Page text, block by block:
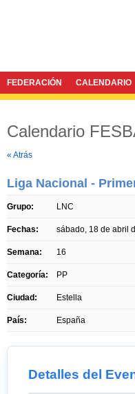
FEDERACIÓN CALENDARIO
Calendario
« Atrás
Liga Nacional -
Grupo: LNC
Fechas: sábado, 18 de abril
Semana: 16
Categoría: PP
Ciudad: Estella
País: España
Detalles del